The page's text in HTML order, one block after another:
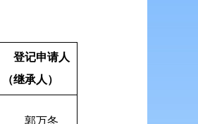
登记申请人
（继承人）
郭万冬